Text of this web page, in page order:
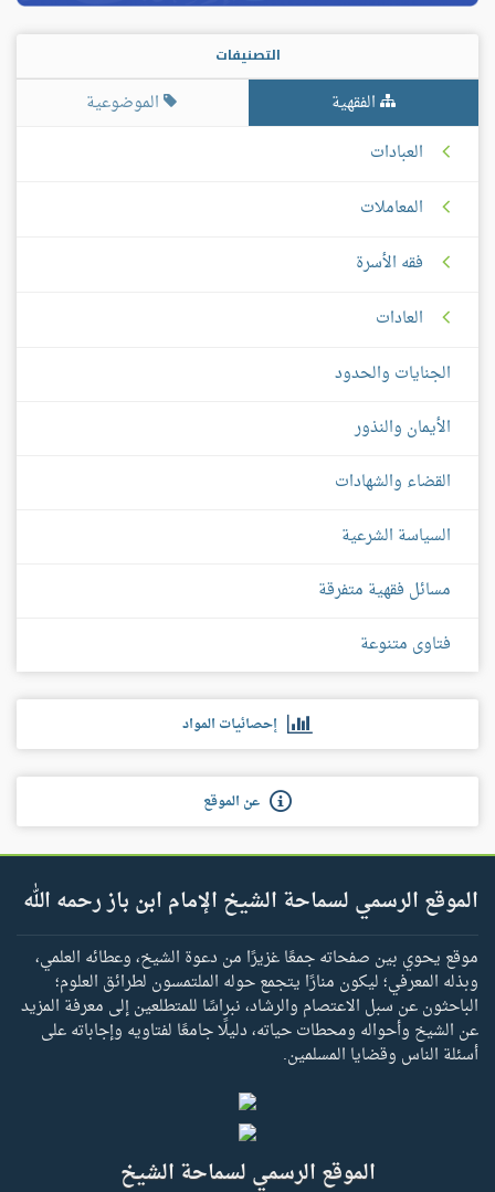
التصنيفات
الفقهية
الموضوعية
العبادات
المعاملات
فقه الأسرة
العادات
الجنايات والحدود
الأيمان والنذور
القضاء والشهادات
السياسة الشرعية
مسائل فقهية متفرقة
فتاوى متنوعة
إحصائيات المواد
عن الموقع
الموقع الرسمي لسماحة الشيخ الإمام ابن باز رحمه الله
موقع يحوي بين صفحاته جمعًا غزيرًا من دعوة الشيخ، وعطائه العلمي،
وبذله المعرفي؛ ليكون منارًا يتجمع حوله الملتمسون لطرائق العلوم؛
الباحثون عن سبل الاعتصام والرشاد، نبراسًا للمتطلعين إلى معرفة المزيد
عن الشيخ وأحواله ومحطات حياته، دليلًا جامعًا لفتاويه وإجاباته على
أسئلة الناس وقضايا المسلمين.
الموقع الرسمي لسماحة الشيخ